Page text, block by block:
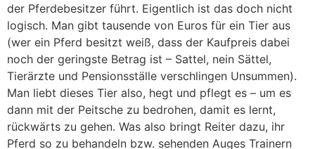
der Pferdebesitzer führt. Eigentlich ist das doch nicht
logisch. Man gibt tausende von Euros für ein Tier aus
(wer ein Pferd besitzt weiß, dass der Kaufpreis dabei
noch der geringste Betrag ist – Sattel, nein Sättel,
Tierärzte und Pensionsställe verschlingen Unsummen).
Man liebt dieses Tier also, hegt und pflegt es – um es
dann mit der Peitsche zu bedrohen, damit es lernt,
rückwärts zu gehen. Was also bringt Reiter dazu, ihr
Pferd so zu behandeln bzw. sehenden Auges Trainern